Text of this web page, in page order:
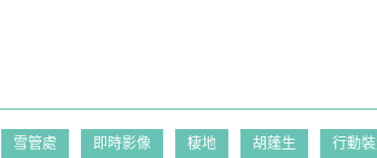
雪管處 即時影像 棲地 胡蓬生 行動